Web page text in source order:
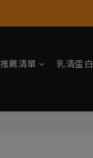
推薦清單 乳清蛋白